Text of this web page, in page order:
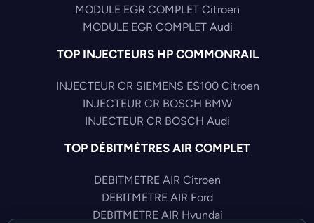
MODULE EGR COMPLET Citroen
MODULE EGR COMPLET Audi
TOP INJECTEURS HP COMMONRAIL
INJECTEUR CR SIEMENS ES100 Citroen
INJECTEUR CR BOSCH BMW
INJECTEUR CR BOSCH Audi
TOP DÉBITMÈTRES AIR COMPLET
DEBITMETRE AIR Citroen
DEBITMETRE AIR Ford
DEBITMETRE AIR Hyundai